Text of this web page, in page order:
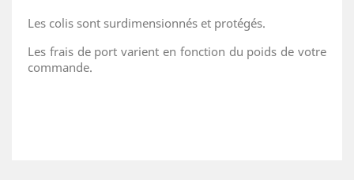
Les colis sont surdimensionnés et protégés.
Les frais de port varient en fonction du poids de votre
commande.